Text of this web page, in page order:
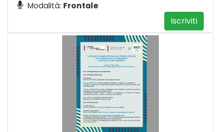
Modalità: Frontale
Iscriviti